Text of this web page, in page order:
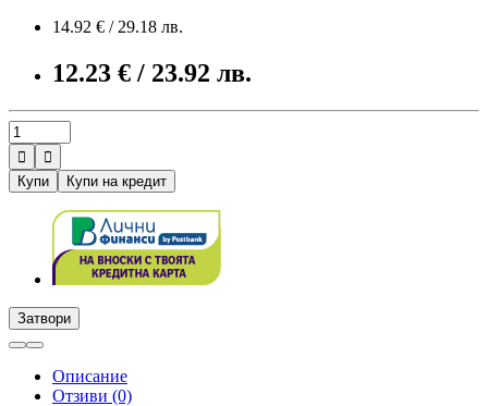
14.92 € / 29.18 лв.
12.23 € / 23.92 лв.


Купи
Купи на кредит
Затвори
Описание
Отзиви (0)